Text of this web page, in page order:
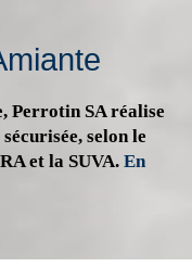
Perrotin SA réalise
selon le
et la SUVA. En